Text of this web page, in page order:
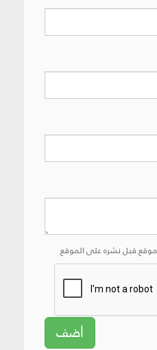
قبل نشره على الموقع
أضف